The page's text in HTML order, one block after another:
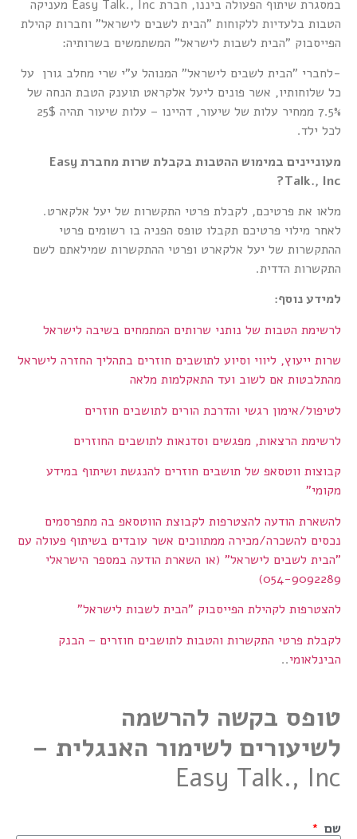
במסגרת שיתוף הפעולה ביננו, חברת Easy Talk., Inc מעניקה
הטבות בלעדיות ללקוחות "הבית לשבים לישראל" וחברות קהילת
הפייסבוק "הבית לשבות לישראל" המשתמשים בשרותיה:
-לחברי "הבית לשבים לישראל" המנוהל ע"י שרי מחלב גורן על
כל שלוחותיו, אשר פונים ליעל אלקראט תוענק הטבת הנחה של
7.5% ממחיר עלות של שיעור, דהיינו – עלות שיעור תהיה 25$
לכל ילד.
מעוניינים במימוש ההטבות בקבלת שרות מחברת Easy
Talk., Inc?
מלאו את פרטיכם, לקבלת פרטי התקשרות של יעל אלקארט.
לאחר מילוי פרטיכם תקבלו טופס הפניה בו רשומים פרטי
ההתקשרות של יעל אלקארט ופרטי ההתקשרות שמילאתם לשם
התקשרות הדדית.
למידע נוסף:
לרשימת הטבות של נותני שרותים המתמחים בשיבה לישראל
שרות ייעוץ, ליווי וסיוע לתושבים חוזרים בתהליך החזרה לישראל
מהתלבטות אם לשוב ועד התאקלמות מלאה
לטיפול/אימון רגשי והדרכת הורים לתושבים חוזרים
לרשימת הרצאות, מפגשים וסדנאות לתושבים החוזרים
קבוצות ווטסאפ של תושבים חוזרים להנגשת ושיתוף במידע
מקומי"
להשארת הודעה להצטרפות לקבוצת הווטסאפ בה מתפרסמים
נכסים להשכרה/מכירה ממתווכים אשר עובדים בשיתוף פעולה עם
"הבית לשבים לישראל" (או השארת הודעה במספר הישראלי
054-9092289)
להצטרפות לקהילת הפייסבוק "הבית לשבות לישראל"
לקבלת פרטי התקשרות והטבות לתושבים חוזרים – הבנק
הבינלאומי..
טופס בקשה להרשמה
לשיעורים לשימור האנגלית –
Easy Talk., Inc
שם